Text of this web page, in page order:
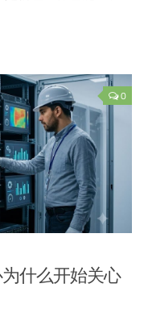
0
什么开始关心